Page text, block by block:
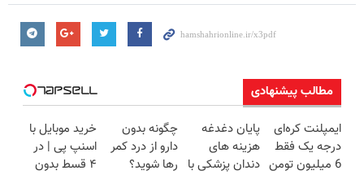
مطالب پیشنهادی
ایمپلنت کره‌ای
درجه یک فقط
6 میلیون تومن
پایان دغدغه
هزینه های
دندان پزشکی با
چگونه بدون
دارو از درد کمر
رها شوید؟
خرید موبایل با
اسنپ پی | در
۴ قسط بدون